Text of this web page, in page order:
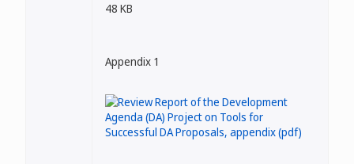
48 KB
Appendix 1